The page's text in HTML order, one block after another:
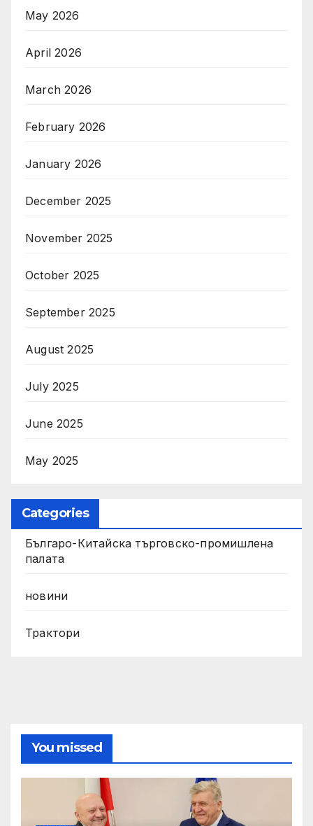
May 2026
April 2026
March 2026
February 2026
January 2026
December 2025
November 2025
October 2025
September 2025
August 2025
July 2025
June 2025
May 2025
Categories
Българо-Китайска търговско-промишлена
палата
новини
Трактори
You missed